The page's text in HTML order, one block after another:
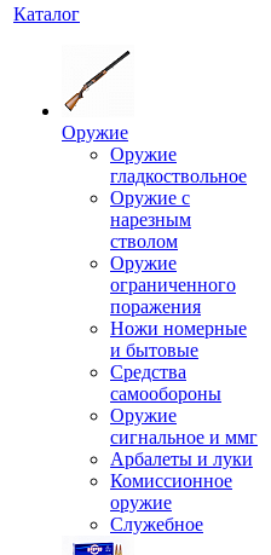
Каталог
Оружие
Оружие
гладкоствольное
Оружие с
нарезным
стволом
Оружие
ограниченного
поражения
Ножи номерные
и бытовые
Средства
самообороны
Оружие
сигнальное и ммг
Арбалеты и луки
Комиссионное
оружие
Служебное